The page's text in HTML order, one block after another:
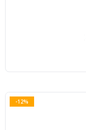
-12%